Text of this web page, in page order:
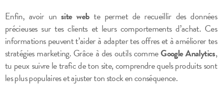
Enfin, avoir unsite webte permet de recueillir des données
précieuses sur tes clients et leurs comportements d’achat. Ces
informations peuvent t’aider à adapter tes offres et à améliorer tes
stratégies marketing. Grâce à des outils commeGoogle Analytics,
tu peux suivre le trafic de ton site, comprendre quels produits sont
les plus populaires et ajuster ton stock en conséquence.